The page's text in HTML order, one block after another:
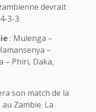
devrait
3-3.
: Mulenga –
–
– Phiri, Daka,
son match de la
Zambie. La